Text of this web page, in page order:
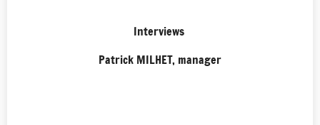
Interviews
Patrick MILHET, manager